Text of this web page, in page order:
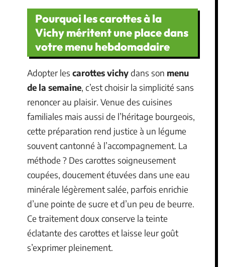
Pourquoi les carottes à la
Vichy méritent une place dans
votre menu hebdomadaire
Adopter les carottes vichydans son menu
de la semaine, c’est choisir la simplicité sans
renoncer au plaisir. Venue des cuisines
familiales mais aussi de l’héritage bourgeois,
cette préparation rend justice à un légume
souvent cantonné à l’accompagnement. La
méthode ? Des carottes soigneusement
coupées, doucement étuvées dans une eau
minérale légèrement salée, parfois enrichie
d’une pointe de sucre et d’un peu de beurre.
Ce traitement doux conserve la teinte
éclatante des carottes et laisse leur goût
s’exprimer pleinement.